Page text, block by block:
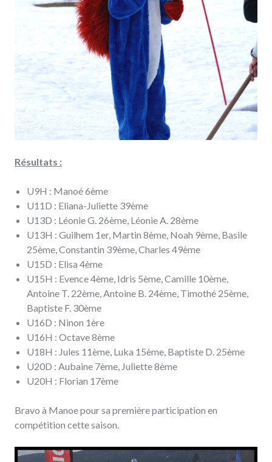
Résultats :
U9H : Manoé 6ème
U11D : Eliana-Juliette 39ème
U13D : Léonie G. 26ème, Léonie A. 28ème
U13H : Guilhem 1er, Martin 8ème, Noah 9ème, Basile
25ème, Constantin 39ème, Charles 49ème
U15D : Elisa 4ème
U15H : Evence 4ème, Idris 5ème, Camille 10ème,
Antoine T. 22ème, Antoine B. 24ème, Timothé 25ème,
Baptiste F. 30ème
U16D : Ninon 1ère
U16H : Octave 8ème
U18H : Jules 11ème, Luka 15ème, Baptiste D. 25ème
U20D : Aubaine 7ème, Juliette 8ème
U20H : Florian 17ème
Bravo à Manoe pour sa première participation en
compétition cette saison.